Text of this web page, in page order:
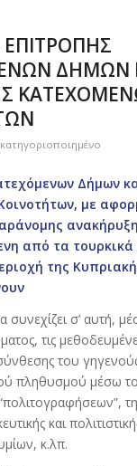
ΔΗΜΩΝ
Δήμων
με
από τα
της
συνεχίζει σ’ αυτή,
τις
του
πληθυσμού μέσω
και
κ.λπ.